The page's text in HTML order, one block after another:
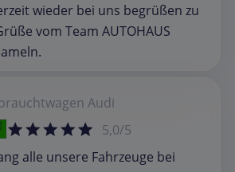
wieder bei uns begrüßen zu
vom Team AUTOHAUS
Audi
5,0/5
alle unsere Fahrzeuge bei